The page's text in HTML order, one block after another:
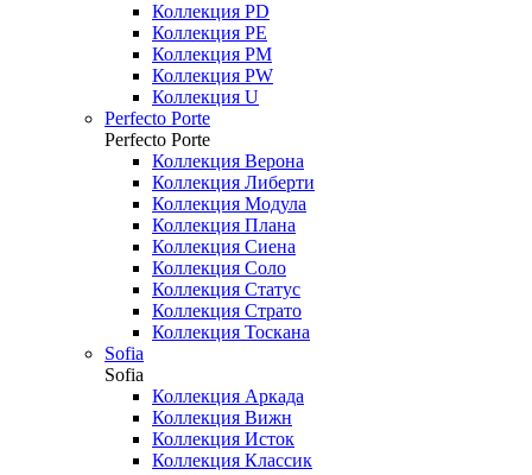
Коллекция PD
Коллекция PE
Коллекция PM
Коллекция PW
Коллекция U
Perfecto Porte
Perfecto Porte
Коллекция Верона
Коллекция Либерти
Коллекция Модула
Коллекция Плана
Коллекция Сиена
Коллекция Соло
Коллекция Статус
Коллекция Страто
Коллекция Тоскана
Sofia
Sofia
Коллекция Аркада
Коллекция Вижн
Коллекция Исток
Коллекция Классик